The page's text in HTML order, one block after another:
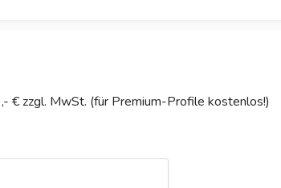
€ zzgl. MwSt. (für Premium-Profile kostenlos!)